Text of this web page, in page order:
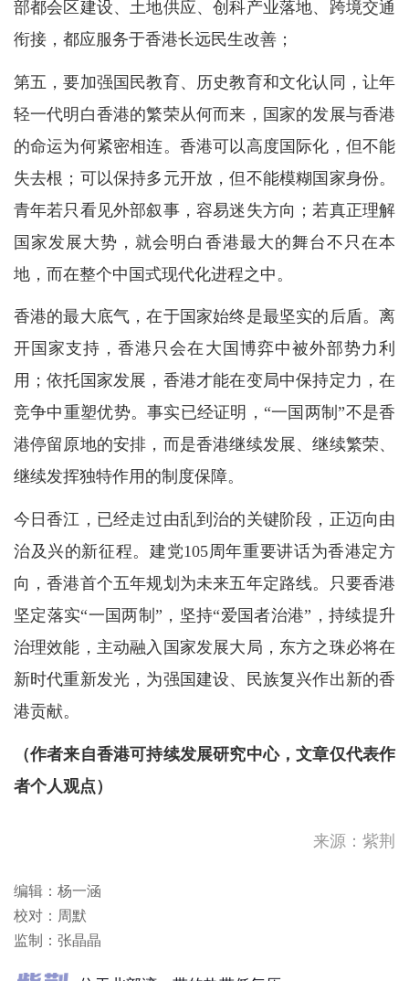
部都会区建设、土地供应、创科产业落地、跨境交通
衔接，都应服务于香港长远民生改善；
第五，要加强国民教育、历史教育和文化认同，让年
轻一代明白香港的繁荣从何而来，国家的发展与香港
的命运为何紧密相连。香港可以高度国际化，但不能
失去根；可以保持多元开放，但不能模糊国家身份。
青年若只看见外部叙事，容易迷失方向；若真正理解
国家发展大势，就会明白香港最大的舞台不只在本
地，而在整个中国式现代化进程之中。
香港的最大底气，在于国家始终是最坚实的后盾。离
开国家支持，香港只会在大国博弈中被外部势力利
用；依托国家发展，香港才能在变局中保持定力，在
竞争中重塑优势。事实已经证明，“一国两制”不是香
港停留原地的安排，而是香港继续发展、继续繁荣、
继续发挥独特作用的制度保障。
今日香江，已经走过由乱到治的关键阶段，正迈向由
治及兴的新征程。建党105周年重要讲话为香港定方
向，香港首个五年规划为未来五年定路线。只要香港
坚定落实“一国两制”，坚持“爱国者治港”，持续提升
治理效能，主动融入国家发展大局，东方之珠必将在
新时代重新发光，为强国建设、民族复兴作出新的香
港贡献。
（作者来自香港可持续发展研究中心，文章仅代表作
者个人观点）
来源：紫荆
编辑：杨一涵
校对：周默
监制：张晶晶
酷热天气警告现正生效。
天气极端酷热及高温天气持